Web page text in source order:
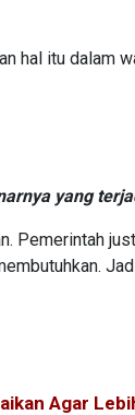
hal itu
yang
Pemerintah
Agar